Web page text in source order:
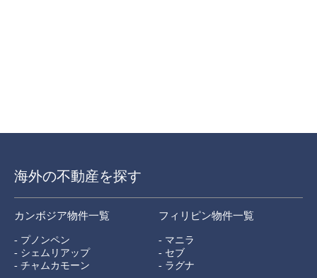
海外の不動産を探す
カンボジア物件一覧
- プノンペン
- シェムリアップ
- チャムカモーン
フィリピン物件一覧
- マニラ
- セブ
- ラグナ